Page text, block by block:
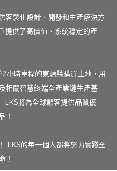
客製化設計、開發和生產解決方
提供了高價值、系統穩定的產
小時車程的東源縣購買土地，用
相關智慧終端全產業鏈生產基
將為全球顧客提供品質優
！
LKS的每一個人都將努力實踐全
！